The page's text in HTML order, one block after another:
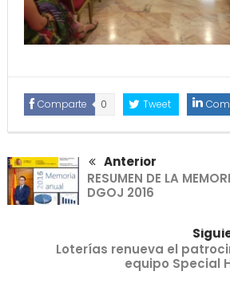
Comparte 0 Tweet
Anterior
RESUMEN DE LA
DGOJ 2016
Loterías renueva el
equipo Special